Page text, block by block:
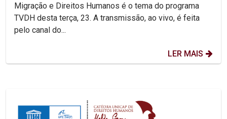
Migração e Direitos Humanos é o tema do programa
TVDH desta terça, 23. A transmissão, ao vivo, é feita
pelo canal do...
LER MAIS